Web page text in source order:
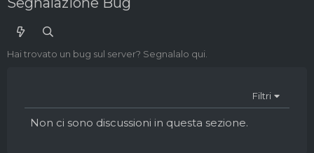
Hai trovato un bug sul server? Segnalalo qui.
Filtri
Non ci sono discussioni in questa sezione.